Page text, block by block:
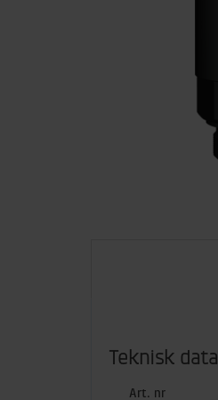
Teknisk data
Art. nr